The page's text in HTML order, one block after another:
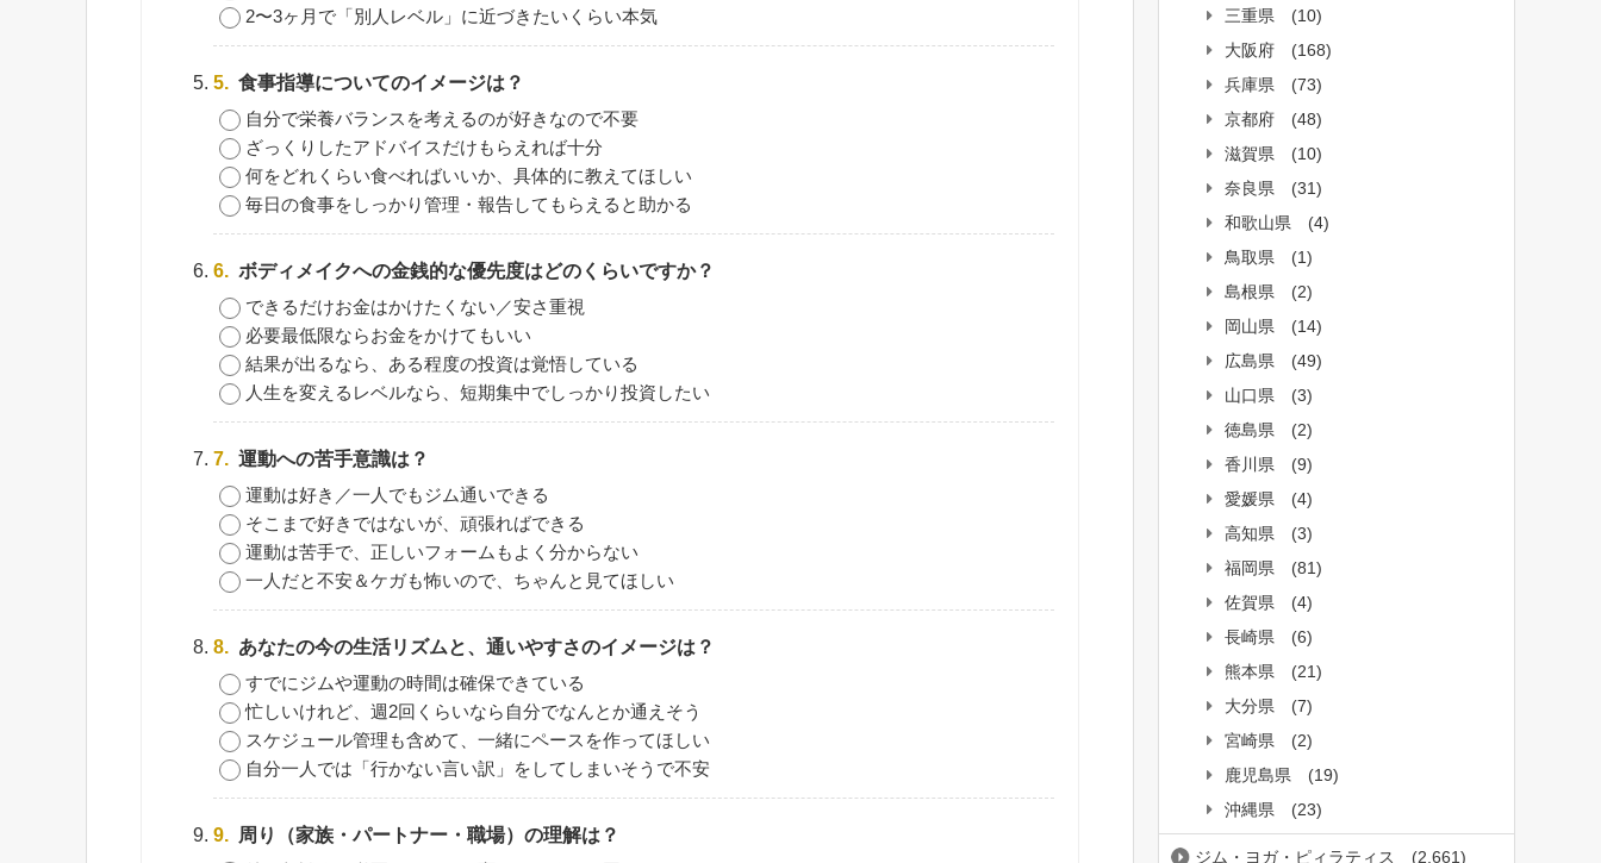
2〜3ヶ月で「別人レベル」に近づきたいくらい本気
5. 食事指導についてのイメージは？
自分で栄養バランスを考えるのが好きなので不要
ざっくりしたアドバイスだけもらえれば十分
何をどれくらい食べればいいか、具体的に教えてほしい
毎日の食事をしっかり管理・報告してもらえると助かる
6. ボディメイクへの金銭的な優先度はどのくらいですか？
できるだけお金はかけたくない／安さ重視
必要最低限ならお金をかけてもいい
結果が出るなら、ある程度の投資は覚悟している
人生を変えるレベルなら、短期集中でしっかり投資したい
7. 運動への苦手意識は？
運動は好き／一人でもジム通いできる
そこまで好きではないが、頑張ればできる
運動は苦手で、正しいフォームもよく分からない
一人だと不安＆ケガも怖いので、ちゃんと見てほしい
8. あなたの今の生活リズムと、通いやすさのイメージは？
すでにジムや運動の時間は確保できている
忙しいけれど、週2回くらいなら自分でなんとか通えそう
スケジュール管理も含めて、一緒にペースを作ってほしい
自分一人では「行かない言い訳」をしてしまいそうで不安
9. 周り（家族・パートナー・職場）の理解は？
三重県
(10)
大阪府
(168)
兵庫県
(73)
京都府
(48)
滋賀県
(10)
奈良県
(31)
和歌山県
(4)
鳥取県
(1)
島根県
(2)
岡山県
(14)
広島県
(49)
山口県
(3)
徳島県
(2)
香川県
(9)
愛媛県
(4)
高知県
(3)
福岡県
(81)
佐賀県
(4)
長崎県
(6)
熊本県
(21)
大分県
(7)
宮崎県
(2)
鹿児島県
(19)
沖縄県
(23)
ジム・ヨガ・ピィラティス
(2,661)